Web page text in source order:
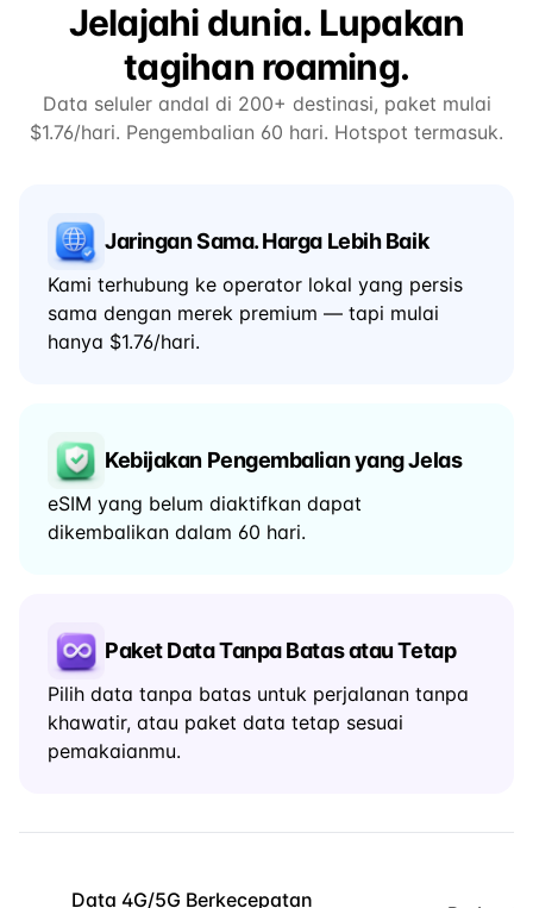
Jelajahi dunia. Lupakan
tagihan roaming.
Data seluler andal di 200+ destinasi, paket mulai
$1.76/hari. Pengembalian 60 hari. Hotspot termasuk.
Jaringan Sama. Harga Lebih Baik
Kami terhubung ke operator lokal yang persis
sama dengan merek premium — tapi mulai
hanya $1.76/hari.
Kebijakan Pengembalian yang Jelas
eSIM yang belum diaktifkan dapat
dikembalikan dalam 60 hari.
Paket Data Tanpa Batas atau Tetap
Pilih data tanpa batas untuk perjalanan tanpa
khawatir, atau paket data tetap sesuai
pemakaianmu.
Data 4G/5G Berkecepatan